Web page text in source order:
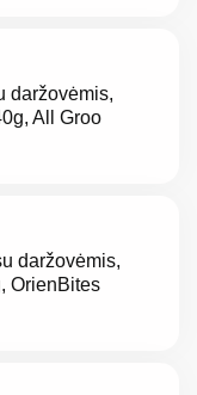
daržovėmis,
All Groo
daržovėmis,
OrienBites